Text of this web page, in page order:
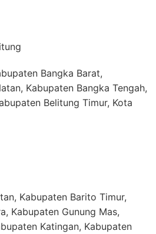
Bangka Barat,
Kabupaten Bangka Tengah,
Belitung Timur, Kota
Kabupaten Barito Timur,
Kabupaten Gunung Mas,
Katingan, Kabupaten